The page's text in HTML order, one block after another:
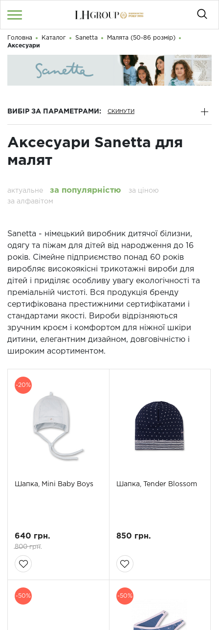
Увійти Реєстрація
ПРО НАС
КОНТАКТИ
Доброго дня! Що Ви шукаєте?
Головна Каталог Sanetta
Малята (50-86 розмір)
Аксесуари
ВИБІР ЗА ПАРАМЕТРАМИ:
Аксесуари Sanetta для
малят
актуальне за популярністю
за ціною
за алфавітом
Sanetta - німецький виробник дитячої білизни,
одягу та піжам для дітей від народження до 16
років. Сімейне підприємство понад 60 років
виробляє високоякісні трикотажні вироби для
дітей і приділяє особливу увагу екологічності та
преміальній чистоті. Вся продукція бренду
сертифікована престижними сертифікатами і
стандартами якості. Вироби відрізняються
зручним кроєм і комфортом для ніжної шкіри
дитини, елегантним дизайном, довговічністю і
широким асортиментом.
-20%
Шапка, Mini Baby Boys
640 грн.
800 грн.
Шапка, Tender Blossom
850 грн.
-50% -50%